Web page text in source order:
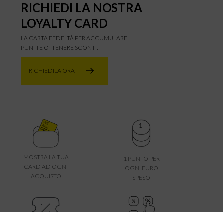
RICHIEDI LA NOSTRA
LOYALTY CARD
LA CARTA FEDELTÀ PER ACCUMULARE
PUNTI E OTTENERE SCONTI.
RICHIEDILA ORA
MOSTRA LA TUA
CARD AD OGNI
ACQUISTO
1 PUNTO PER
OGNI EURO
SPESO